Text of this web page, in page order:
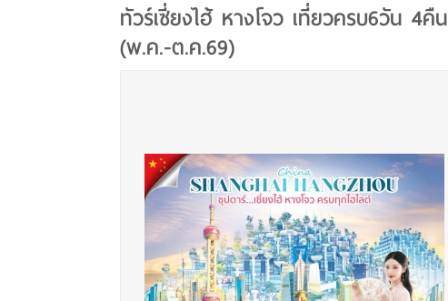
ทัวร์เซี่ยงไฮ้ หางโจว เที่ยวครบ6วัน 4คืน
(พ.ค.-ต.ค.69)